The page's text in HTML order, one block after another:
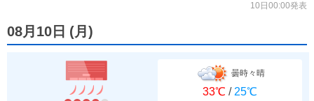
10日00:00発表
08月10日 (月 )
曇時々晴
33℃ / 25℃